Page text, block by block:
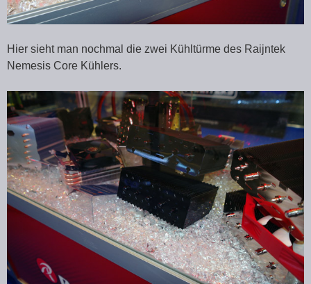
Hier sieht man nochmal die zwei Kühltürme des Raijntek
Nemesis Core Kühlers.